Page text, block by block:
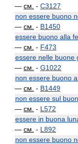
— см. - C3127
non essere buono
— см. - B1450
essere buono alla
— см. - F473
essere nelle buone
— см. - G1022
non essere buono
— см. - B1449
non essere sul
— см. - L572
essere in buona
— см. - L892
non essere buono